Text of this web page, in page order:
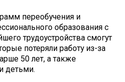
переобучения и
образования с
трудоустройства смогут
потеряли работу из-за
50 лет, а также
детьми.